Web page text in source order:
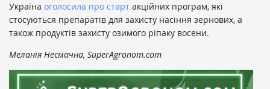
Україна оголосила про старт акційних програм, які
стосуються препаратів для захисту насіння зернових, а
також продуктів захисту озимого ріпаку восени.
Меланія Несмачна, SuperAgronom.com